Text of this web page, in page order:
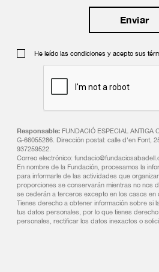
He leído las condiciones y acepto sus
Responsable: FUNDACIÓ ESPECIAL ANTIGA
G-66055286. Dirección postal: calle d'en Font,
937259522.
Correo electrónico:
En nombre de la Fundación, procesamos la
para informarle de las actividades que
proporciones se conservarán mientras no nos
se cederán a terceros excepto en los casos en
Tienes derecho a obtener información sobre si
tus datos personales, por lo que tienes
personales, rectificar los datos inexactos o